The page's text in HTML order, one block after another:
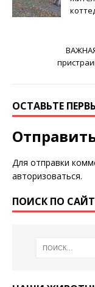
ОСТАВЬТЕ
Для отправки
авторизоваться.
ПОИСК ПО